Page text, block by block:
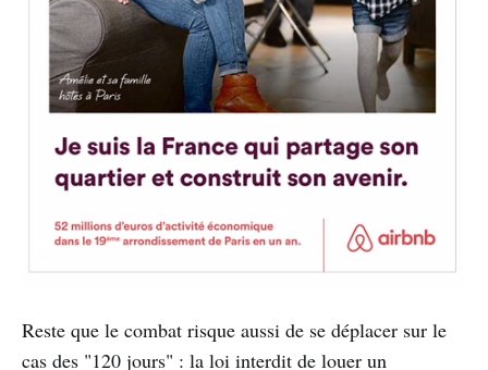
Reste que le combat risque aussi de se déplacer sur le
cas des "120 jours" : la loi interdit de louer un